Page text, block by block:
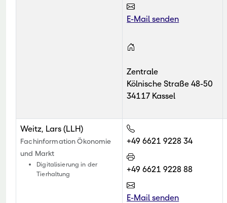
E-Mail senden
Zentrale
Kölnische Straße 48-50
34117 Kassel
Weitz, Lars (LLH)
Fachinformation Ökonomie
und Markt
Digitalisierung in der
Tierhaltung
+49 6621 9228 34
+49 6621 9228 88
E-Mail senden